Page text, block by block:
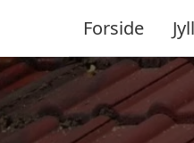
Forside